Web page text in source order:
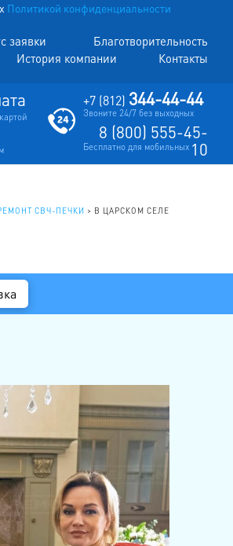
Политикой конфиденциальности
заявки
Благотворительность
История компании Контакты
+7 (812) 344-44-44
Звоните 24/7 без выходных
8 (800) 555-45-
10
Бесплатно для мобильных
СВЧ-ПЕЧКИ > В ЦАРСКОМ СЕЛЕ